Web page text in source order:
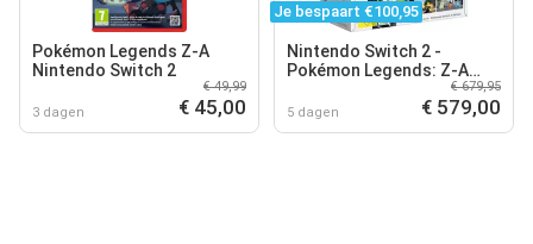
Pokémon Legends Z-A
Nintendo Switch 2
3 dagen
€ 49,99
€ 45,00
Je bespaart €100,95
Nintendo Switch 2 -
Pokémon Legends: Z-A
5 dagen
€ 679,95
€ 579,00